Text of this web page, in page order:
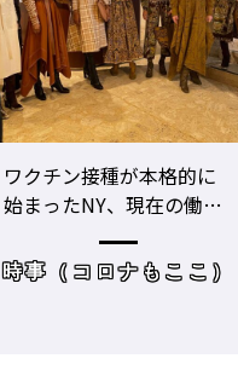
美容師のビジネスパフォ
ーマンスをあげる！ ト
レーニングジムに潜入
サロンワーク・売り上